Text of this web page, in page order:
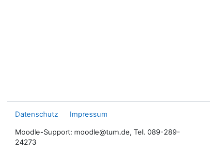
Datenschutz Impressum
Moodle-Support: moodle@tum.de, Tel. 089-289-
24273